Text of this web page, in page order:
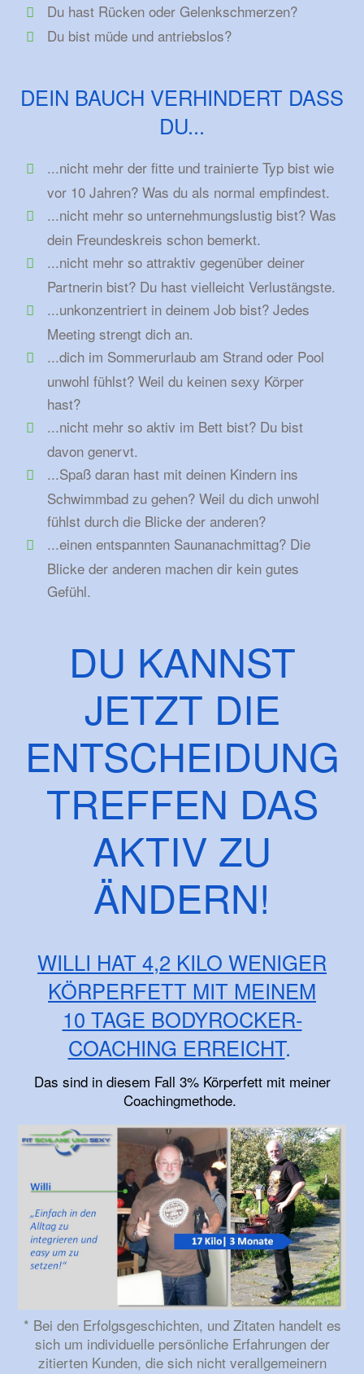
Du hast Rücken oder Gelenkschmerzen?
Du bist müde und antriebslos?
DEIN BAUCH VERHINDERT DASS
DU...
...nicht mehr der fitte und trainierte Typ bist wie
vor 10 Jahren? Was du als normal empfindest.
...nicht mehr so unternehmungslustig bist? Was
dein Freundeskreis schon bemerkt.
...nicht mehr so attraktiv gegenüber deiner
Partnerin bist? Du hast vielleicht Verlustängste.
...unkonzentriert in deinem Job bist? Jedes
Meeting strengt dich an.
...dich im Sommerurlaub am Strand oder Pool
unwohl fühlst? Weil du keinen sexy Körper
hast?
...nicht mehr so aktiv im Bett bist? Du bist
davon genervt.
...Spaß daran hast mit deinen Kindern ins
Schwimmbad zu gehen? Weil du dich unwohl
fühlst durch die Blicke der anderen?
...einen entspannten Saunanachmittag? Die
Blicke der anderen machen dir kein gutes
Gefühl.
DU KANNST
JETZT DIE
ENTSCHEIDUNG
TREFFEN DAS
AKTIV ZU
ÄNDERN!
WILLI HAT 4,2 KILO WENIGER
KÖRPERFETT MIT MEINEM
10 TAGE BODYROCKER-
COACHING ERREICHT.
Das sind in diesem Fall 3% Körperfett mit meiner
Coachingmethode.
* Bei den Erfolgsgeschichten, und Zitaten handelt es
sich um individuelle persönliche Erfahrungen der
zitierten Kunden, die sich nicht verallgemeinern